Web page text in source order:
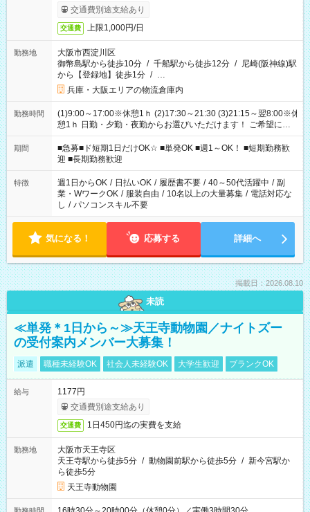
交通費別途支給あり
交通費 上限1,000円/日
勤務地
大阪市西淀川区
御幣島駅から徒歩10分 / 千船駅から徒歩12分 / 尼崎(阪神線)駅
から【登録地】徒歩1分 / …
兵庫・大阪エリアの物流倉庫内
勤務時間
(1)9:00～17:00※休憩1ｈ (2)17:30～21:30 (3)21:15～翌8:00※休
憩1ｈ 日勤・夕勤・夜勤からお選びいただけます！ ご希望に合
わせて働けるお仕事です(*^^*) 【その他選べる勤務時間】 8-17
時/9-17時/9-18時/10-18時/11-21時/18-22時/20-翌4時/21-翌5
時/22-翌6時/0-翌8時 ご自身のご都合で選んで頂ける完全自由シ
フト！
期間
■急募■ド短期1日だけOK☆ ■単発OK ■週1～OK！ ■短期勤務歓
迎 ■長期勤務歓迎
特徴 週1日からOK / 日払いOK / 履歴書不要 / 40～50代活躍中 / 副
業・WワークOK / 服装自由 / 10名以上の大量募集 / 電話対応な
し / パソコンスキル不要
気になる！ 応募する 詳細へ
掲載日：2026.08.10
未読
≪単発＊1日から～≫天王寺動物園／ナイトズー
の受付案内メンバー大募集！
派遣 職種未経験OK 社会人未経験OK 大学生歓迎 ブランクOK
給与
1177円
交通費別途支給あり
交通費 1日450円迄の実費を支給
勤務地
大阪市天王寺区
天王寺駅から徒歩5分 / 動物園前駅から徒歩5分 / 新今宮駅か
ら徒歩5分
天王寺動物園